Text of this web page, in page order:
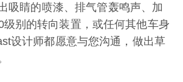
吸睛的喷漆、排气管轰鸣声、加
级别的转向装置，或任何其他车身
设计师都愿意与您沟通，做出草